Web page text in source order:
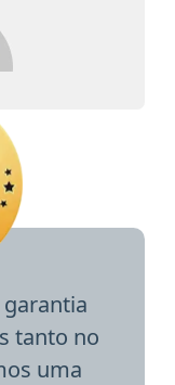
garantia
tanto no
uma